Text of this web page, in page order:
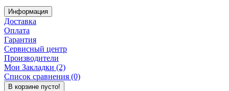
Информация
Доставка
Оплата
Гарантия
Сервисный центр
Производители
Мои Закладки (2)
Список сравнения (0)
В корзине пусто!